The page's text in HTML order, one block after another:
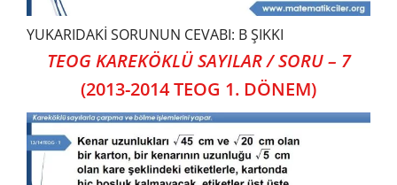
YUKARIDAKİ SORUNUN CEVABI: B ŞIKKI
TEOG KAREKÖKLÜ SAYILAR / SORU – 7
(2013-2014 TEOG 1. DÖNEM)